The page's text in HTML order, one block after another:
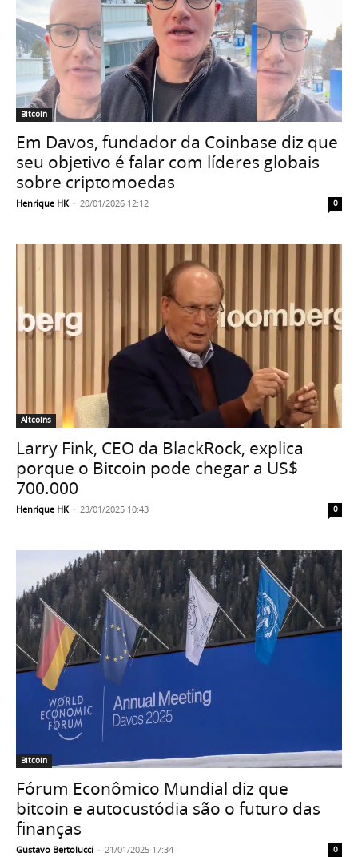
Bitcoin
Em Davos, fundador da Coinbase diz que
seu objetivo é falar com líderes globais
sobre criptomoedas
Henrique HK - 20/01/2026 12:12 0
Altcoins
Larry Fink, CEO da BlackRock, explica
porque o Bitcoin pode chegar a US$
700.000
Henrique HK - 23/01/2025 10:43 0
Bitcoin
Fórum Econômico Mundial diz que
bitcoin e autocustódia são o futuro das
finanças
Gustavo Bertolucci - 21/01/2025 17:34 0